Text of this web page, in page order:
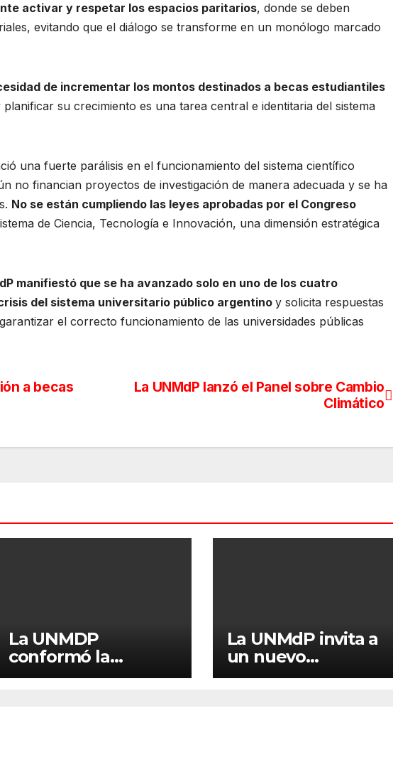
activar y respetar los espacios paritarios, donde se deben
evitando que el diálogo se transforme en un monólogo marcado
de incrementar los montos destinados a becas estudiantiles
su crecimiento es una tarea central e identitaria del sistema
una fuerte parálisis en el funcionamiento del sistema científico
no financian proyectos de investigación de manera adecuada y se ha
No se están cumpliendo las leyes aprobadas por el Congreso
de Ciencia, Tecnología e Innovación, una dimensión estratégica
manifiestó que se ha avanzado solo en uno de los cuatro
del sistema universitario público argentino y solicita respuestas
el correcto funcionamiento de las universidades públicas
La UNMdP lanzó el Panel sobre Cambio
Climático
a becas
La UNMDP
conformó la
Comisión Asesora
La UNMdP invita a
un nuevo
encuentro de “Café